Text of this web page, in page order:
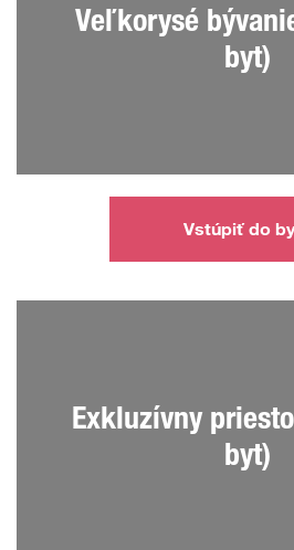
Veľkorysé
byt)
Vstúpiť do
Exkluzívny
byt)